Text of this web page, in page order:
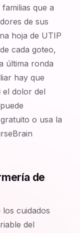
que a
de sus
hoja de UTIP
cada goteo,
última ronda
hay que
el dolor del
o usa la
de
cuidados
del